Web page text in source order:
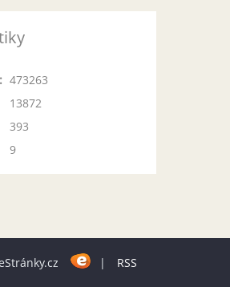
9
473263
13872
393
| RSS